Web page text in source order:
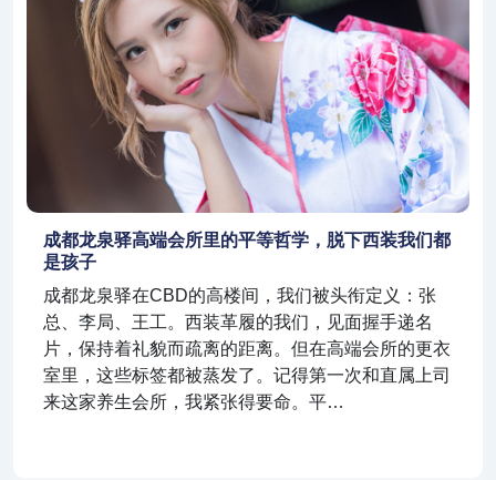
成都龙泉驿高端会所里的平等哲学，脱下西装我们都
是孩子
成都龙泉驿在CBD的高楼间，我们被头衔定义：张
总、李局、王工。西装革履的我们，见面握手递名
片，保持着礼貌而疏离的距离。但在高端会所的更衣
室里，这些标签都被蒸发了。记得第一次和直属上司
来这家养生会所，我紧张得要命。平…